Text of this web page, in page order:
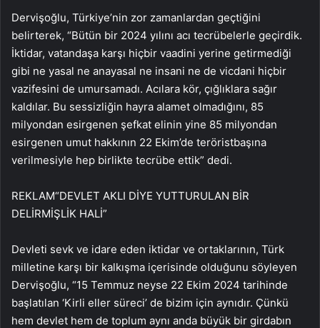
Dervişoğlu, Türkiye’nin zor zamanlardan geçtiğini
belirterek, “Bütün bir 2024 yılını acı tecrübelerle geçirdik.
İktidar, vatandaşa karşı hiçbir vaadini yerine getirmediği
gibi ne yasal ne anayasal ne insani ne de vicdani hiçbir
vazifesini de umursamadı. Acılara kör, çığlıklara sağır
kaldılar. Bu sessizliğin hayra alamet olmadığını, 85
milyondan esirgenen şefkat elinin yine 85 milyondan
esirgenen umut hakkının 22 Ekim’de teröristbaşına
verilmesiyle hep birlikte tecrübe ettik” dedi.
REKLAM“DEVLET AKLI DİYE YUTTURULAN BİR
DELİRMİŞLİK HALİ”
Devleti sevk ve idare eden iktidar ve ortaklarının, Türk
milletine karşı bir kalkışma içerisinde olduğunu söyleyen
Dervişoğlu, “15 Temmuz neyse 22 Ekim 2024 tarihinde
başlatılan ‘Kirli eller süreci’ de bizim için aynıdır. Çünkü
hem devlet hem de toplum aynı anda büyük bir girdabın